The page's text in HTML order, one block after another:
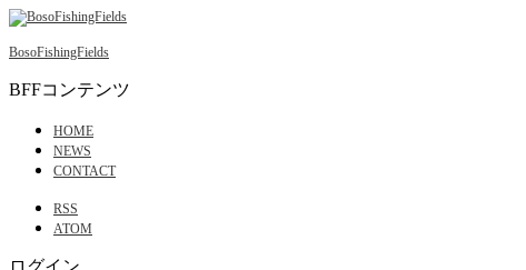
BosoFishingFields
BFFコンテンツ
HOME
NEWS
CONTACT
RSS
ATOM
ログイン